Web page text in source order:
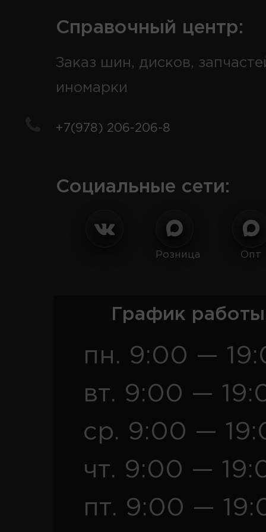
Справочный центр:
Заказ шин, дисков,
иномарки
+7(978) 206-206-8
Социальные сети:
Розница Опт
График
пн. 9:00 —
вт. 9:00 —
ср. 9:00 —
чт. 9:00 —
пт. 9:00 —